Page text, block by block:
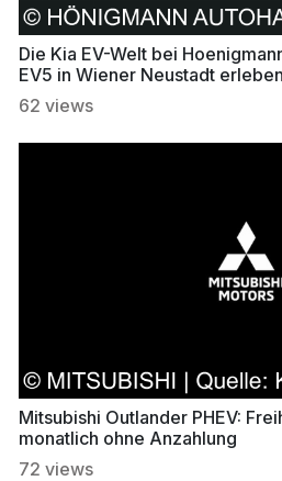
Die Kia EV-Welt bei
EV5 in Wiener Neustadt erleben
62 views
Mitsubishi Outlander PHEV:
monatlich ohne Anzahlung
72 views